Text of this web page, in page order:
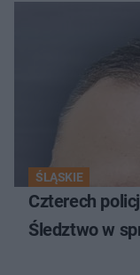
ŚLĄSKIE
Czterech
Śledztwo w